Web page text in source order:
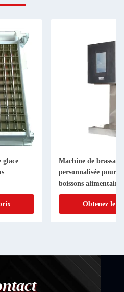
glace
Machine de
personnalisée pour
boissons alimentaires
Obtenez le